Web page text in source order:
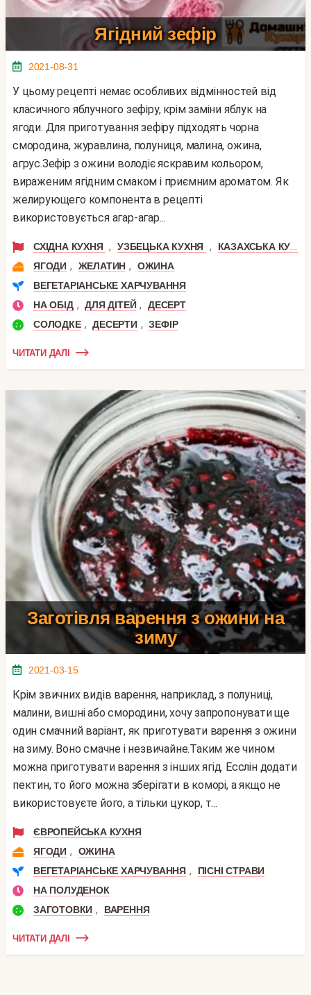
Ягідний зефір
2021-08-31
У цьому рецепті немає особливих відмінностей від
класичного яблучного зефіру, крім заміни яблук на
ягоди. Для приготування зефіру підходять чорна
смородина, журавлина, полуниця, малина, ожина,
агрус.Зефір з ожини володіє яскравим кольором,
вираженим ягідним смаком і приємним ароматом. Як
желирующего компонента в рецепті
використовується агар-агар...
СХІДНА КУХНЯ , УЗБЕЦЬКА КУХНЯ ,
КАЗАХСЬКА КУХНЯ
ЯГОДИ , ЖЕЛАТИН ,
ОЖИНА
ВЕГЕТАРІАНСЬКЕ ХАРЧУВАННЯ
НА ОБІД , ДЛЯ ДІТЕЙ ,
ДЕСЕРТ
СОЛОДКЕ , ДЕСЕРТИ , ЗЕФІР
ЧИТАТИ ДАЛІ
Заготівля варення з ожини на
зиму
2021-03-15
Крім звичних видів варення, наприклад, з полуниці,
малини, вишні або смородини, хочу запропонувати ще
один смачний варіант, як приготувати варення з ожини
на зиму. Воно смачне і незвичайне.Таким же чином
можна приготувати варення з інших ягід. Есслін додати
пектин, то його можна зберігати в коморі, а якщо не
використовуєте його, а тільки цукор, т...
ЄВРОПЕЙСЬКА КУХНЯ
ЯГОДИ ,
ОЖИНА
ВЕГЕТАРІАНСЬКЕ ХАРЧУВАННЯ ,
ПІСНІ СТРАВИ
НА ПОЛУДЕНОК
ЗАГОТОВКИ , ВАРЕННЯ
ЧИТАТИ ДАЛІ